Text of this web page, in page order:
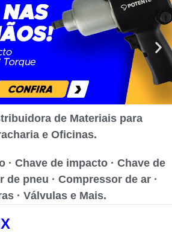
de Materiais para
e Oficinas.
· Chave de impacto · Chave de
de pneu · Compressor de ar ·
· Válvulas e Mais.